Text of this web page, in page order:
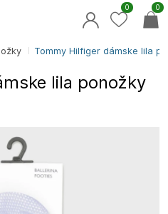
Tommy Hilfiger dámske lila
lila ponožky
0
0